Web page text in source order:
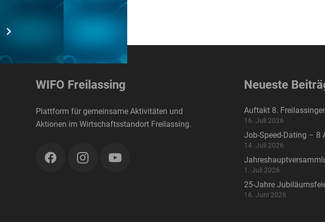
WIFO Freilassing
Plattform für gemeinsame Aktivitäten und
Aktionen im Wirtschaftsstandort Freilassing.
Neueste
Auftakt 8.
16. Juli 2026
Job-Speed-Dating – 8
14. Juli 2026
1. Juli 2026
25-Jahre
16. Juni 2026